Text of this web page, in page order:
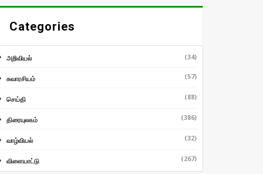
Categories
அறிவியல் (34)
சுவாரசியம் (57)
செய்தி (88)
திரையுலகம் (386)
வாழ்வியல் (32)
விளையாட்டு (267)